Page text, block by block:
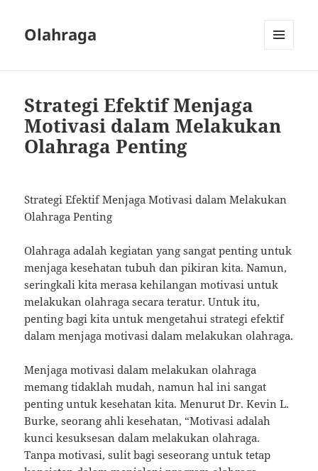
Olahraga
Strategi Efektif Menjaga
Motivasi dalam Melakukan
Olahraga Penting
Strategi Efektif Menjaga Motivasi dalam Melakukan
Olahraga Penting
Olahraga adalah kegiatan yang sangat penting untuk
menjaga kesehatan tubuh dan pikiran kita. Namun,
seringkali kita merasa kehilangan motivasi untuk
melakukan olahraga secara teratur. Untuk itu,
penting bagi kita untuk mengetahui strategi efektif
dalam menjaga motivasi dalam melakukan olahraga.
Menjaga motivasi dalam melakukan olahraga
memang tidaklah mudah, namun hal ini sangat
penting untuk kesehatan kita. Menurut Dr. Kevin L.
Burke, seorang ahli kesehatan, “Motivasi adalah
kunci kesuksesan dalam melakukan olahraga.
Tanpa motivasi, sulit bagi seseorang untuk tetap